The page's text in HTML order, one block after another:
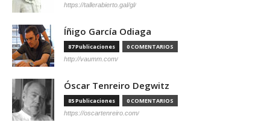
https://tallerabierto.gal/gl/
Íñigo García Odiaga
87 Publicaciones 0 COMENTARIOS
http://vaumm.com/
Óscar Tenreiro Degwitz
85 Publicaciones 0 COMENTARIOS
https://oscartenreiro.com/